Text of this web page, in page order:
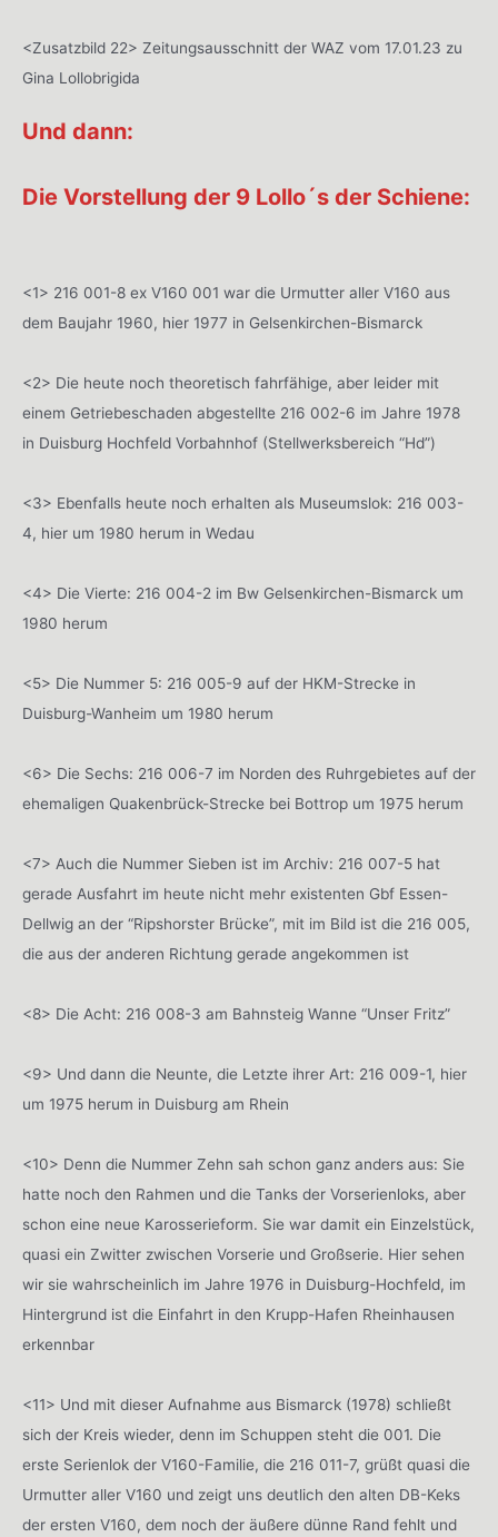
<Zusatzbild 22> Zeitungsausschnitt der WAZ vom 17.01.23 zu
Gina Lollobrigida
Und dann:
Die Vorstellung der 9 Lollo´s der Schiene:
<1> 216 001-8 ex V160 001 war die Urmutter aller V160 aus
dem Baujahr 1960, hier 1977 in Gelsenkirchen-Bismarck
<2> Die heute noch theoretisch fahrfähige, aber leider mit
einem Getriebeschaden abgestellte 216 002-6 im Jahre 1978
in Duisburg Hochfeld Vorbahnhof (Stellwerksbereich “Hd”)
<3> Ebenfalls heute noch erhalten als Museumslok: 216 003-
4, hier um 1980 herum in Wedau
<4> Die Vierte: 216 004-2 im Bw Gelsenkirchen-Bismarck um
1980 herum
<5> Die Nummer 5: 216 005-9 auf der HKM-Strecke in
Duisburg-Wanheim um 1980 herum
<6> Die Sechs: 216 006-7 im Norden des Ruhrgebietes auf der
ehemaligen Quakenbrück-Strecke bei Bottrop um 1975 herum
<7> Auch die Nummer Sieben ist im Archiv: 216 007-5 hat
gerade Ausfahrt im heute nicht mehr existenten Gbf Essen-
Dellwig an der “Ripshorster Brücke”, mit im Bild ist die 216 005,
die aus der anderen Richtung gerade angekommen ist
<8> Die Acht: 216 008-3 am Bahnsteig Wanne “Unser Fritz”
<9> Und dann die Neunte, die Letzte ihrer Art: 216 009-1, hier
um 1975 herum in Duisburg am Rhein
<10> Denn die Nummer Zehn sah schon ganz anders aus: Sie
hatte noch den Rahmen und die Tanks der Vorserienloks, aber
schon eine neue Karosserieform. Sie war damit ein Einzelstück,
quasi ein Zwitter zwischen Vorserie und Großserie. Hier sehen
wir sie wahrscheinlich im Jahre 1976 in Duisburg-Hochfeld, im
Hintergrund ist die Einfahrt in den Krupp-Hafen Rheinhausen
erkennbar
<11> Und mit dieser Aufnahme aus Bismarck (1978) schließt
sich der Kreis wieder, denn im Schuppen steht die 001. Die
erste Serienlok der V160-Familie, die 216 011-7, grüßt quasi die
Urmutter aller V160 und zeigt uns deutlich den alten DB-Keks
der ersten V160, dem noch der äußere dünne Rand fehlt und